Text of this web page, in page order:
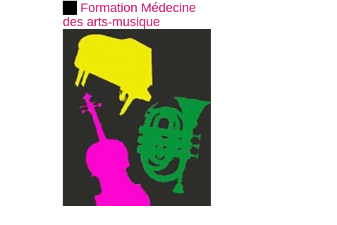
Formation Médecine
des arts-musique